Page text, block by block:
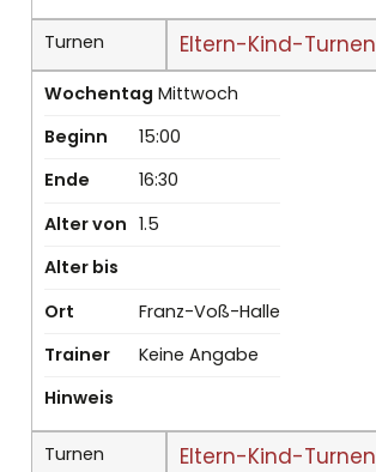
Turnen Eltern-Kind-Turnen
Wochentag Mittwoch
Beginn
15:00
Ende
16:30
Alter von 1.5
Alter bis
Ort
Franz-Voß-Halle
Trainer
Keine Angabe
Hinweis
Turnen Eltern-Kind-Turnen